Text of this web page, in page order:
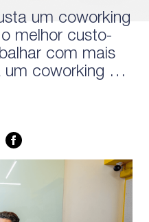
um coworking
melhor custo-
com mais
coworking é,
para trabalhar
sentido. Afinal,
Mas, ao
pergunta